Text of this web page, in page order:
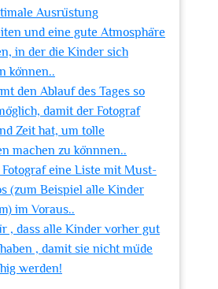
Ausrüstung
und eine gute Atmosphäre
in der die Kinder sich
können..
den Ablauf des Tages so
damit der Fotograf
Zeit hat, um tolle
machen zu könnnen..
Fotograf eine Liste mit Must-
(zum Beispiel alle Kinder
im Voraus..
, dass alle Kinder vorher gut
, damit sie nicht müde
werden!